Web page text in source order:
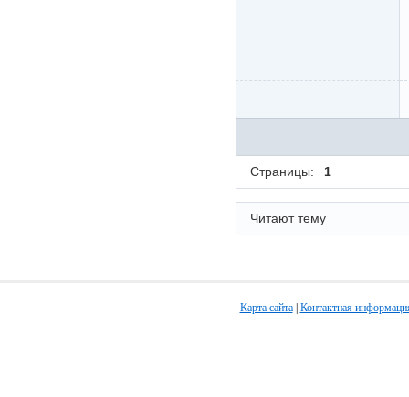
Страницы: 1
Читают тему
Карта сайта| Контактная